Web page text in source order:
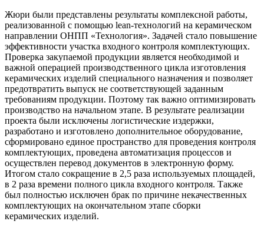
Жюри были представлены результаты комплексной работы,
реализованной с помощью lean-технологий на керамическом
направлении ОНПП «Технология». Задачей стало повышение
эффективности участка входного контроля комплектующих.
Проверка закупаемой продукции является необходимой и
важной операцией производственного цикла изготовления
керамических изделий специального назначения и позволяет
предотвратить выпуск не соответствующей заданным
требованиям продукции. Поэтому так важно оптимизировать
производство на начальном этапе. В результате реализации
проекта были исключены логистические издержки,
разработано и изготовлено дополнительное оборудование,
сформировано единое пространство для проведения контроля
комплектующих, проведена автоматизация процессов и
осуществлен перевод документов в электронную форму.
Итогом стало сокращение в 2,5 раза используемых площадей,
в 2 раза времени полного цикла входного контроля. Также
был полностью исключен брак по причине некачественных
комплектующих на окончательном этапе сборки
керамических изделий.